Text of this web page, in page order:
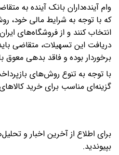
وام آینده‌داران بانک آینده به
که با توجه به شرایط مالی خود،
انتخاب کنند و از فروشگاه‌های
دریافت این تسهیلات، متقاضی
برخوردار بوده و فاقد بدهی
با توجه به تنوع روش‌های
گزینه‌ای مناسب برای خرید
برای اطلاع از آخرین اخبار و
بپیوندید.